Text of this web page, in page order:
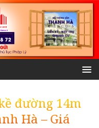
đường 14m
Hà – Giá